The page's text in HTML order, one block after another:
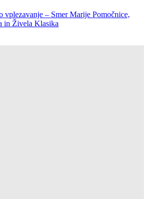
vplezavanje – Smer Marije Pomočnice,
in Živela Klasika